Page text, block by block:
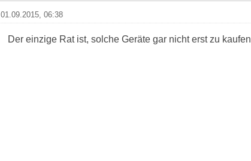
01.09.2015, 06:38
Der einzige Rat ist, solche Geräte gar nicht erst zu kaufen